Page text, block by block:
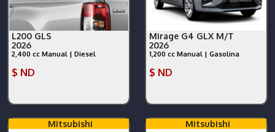
L200 GLS
2026
2,400 cc Manual | Diesel
$ ND
Mirage G4 GLX M/T
2026
1,200 cc Manual | Gasolina
$ ND
Mitsubishi Mitsubishi